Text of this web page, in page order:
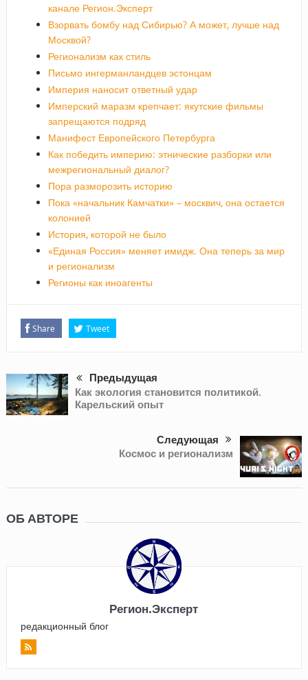
канале Регион.Эксперт
Взорвать бомбу над Сибирью? А может, лучше над
Москвой?
Регионализм как стиль
Письмо ингерманландцев эстонцам
Империя наносит ответный удар
Имперский маразм крепчает: якутские фильмы
запрещаются подряд
Манифест Европейского Петербурга
Как победить империю: этнические разборки или
межрегиональный диалог?
Пора разморозить историю
Пока «начальник Камчатки» – москвич, она остается
колонией
История, которой не было
«Единая Россия» меняет имидж. Она теперь за мир
и регионализм
Регионы как иноагенты
Share Tweet
Предыдущая
Как экология становится политикой.
Карельский опыт
Следующая
Космос и регионализм
ОБ АВТОРЕ
Регион.Эксперт
редакционный блог